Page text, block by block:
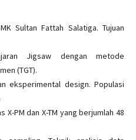
Sultan Fattah Salatiga. Tujuan
Jigsaw dengan metode
(TGT).
eksperimental design. Populasi
PM dan X-TM yang berjumlah 48